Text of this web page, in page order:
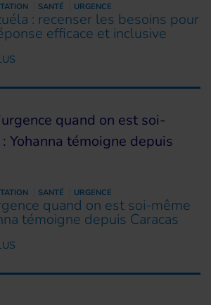
SANTÉ URGENCE
: recenser les besoins pour
efficace et inclusive
SANTÉ URGENCE
quand on est soi-même
témoigne depuis Caracas